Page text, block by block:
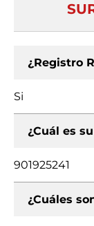
¿Registro
Si
¿Cuál es
901925241
¿Cuáles